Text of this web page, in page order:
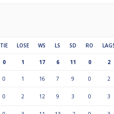
TIE LOSE WS LS SD RO
0 1 17 6 11 0 2
0 1 16 7 9 0 2
0 2 12 9 3 0 3